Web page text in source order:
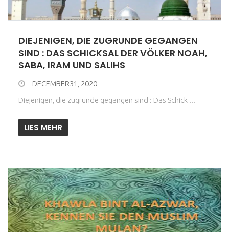
DIEJENIGEN, DIE ZUGRUNDE GEGANGEN
SIND : DAS SCHICKSAL DER VÖLKER NOAH,
SABA, IRAM UND SALIHS
DECEMBER31, 2020
Diejenigen, die zugrunde gegangen sind : Das Schick ...
LIES MEHR